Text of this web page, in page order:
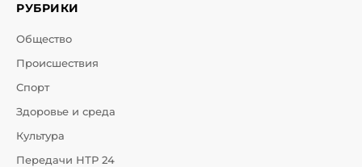
РУБРИКИ
Общество
Происшествия
Спорт
Здоровье и среда
Культура
Передачи НТР 24